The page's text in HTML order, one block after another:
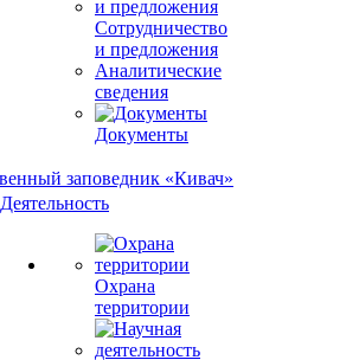
Сотрудничество
и предложения
Аналитические
сведения
Документы
Деятельность
Охрана
территории